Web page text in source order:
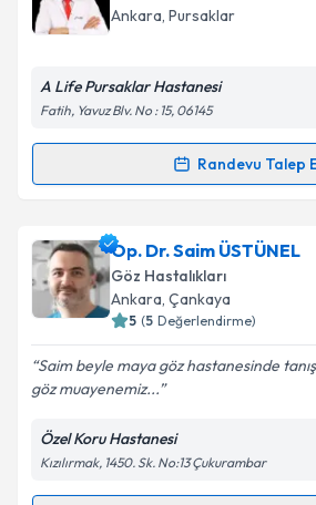
Takvim Talebini
takvim hazırlandığında e-posta
Kişisel verilerimin işlenmesine
Metni'ni okudum ve kişisel
Takvim Talebini
Ankara, Pursaklar
A Life Pursaklar Hastanesi
Fatih, Yavuz Blv. No : 15, 06145
Randevu Talep
Randevu Takvimi Talebi
Uzm. Dr. Oğuz Fidaniçin
oluşturun. Size bu uzmandan
takvim hazırlandığında e-posta ile
Kişisel verilerimin işlenmesine
Metni'ni okudum ve kişisel
kapsamda işlenmesini kabul
Op. Dr. Saim ÜSTÜNEL
Göz Hastalıkları
Ankara, Çankaya
5 (5 Değerlendirme)
Saim beyle maya göz hastanesinde
göz muayenemiz...
Özel Koru Hastanesi
Kızılırmak, 1450. Sk. No:13 Çukurambar